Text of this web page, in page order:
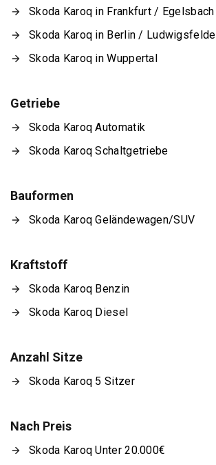
Skoda Karoq in Frankfurt / Egelsbach
Skoda Karoq in Berlin / Ludwigsfelde
Skoda Karoq in Wuppertal
Getriebe
Skoda Karoq Automatik
Skoda Karoq Schaltgetriebe
Bauformen
Skoda Karoq Geländewagen/SUV
Kraftstoff
Skoda Karoq Benzin
Skoda Karoq Diesel
Anzahl Sitze
Skoda Karoq 5 Sitzer
Nach Preis
Skoda Karoq Unter 20.000€